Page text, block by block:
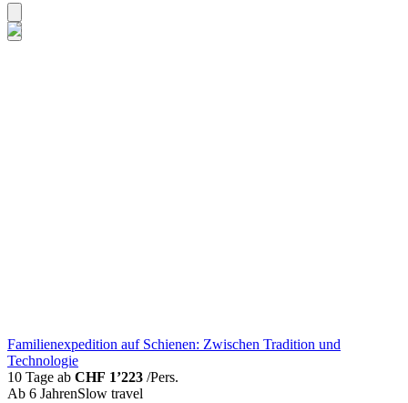
Familienexpedition auf Schienen: Zwischen Tradition und
Technologie
10 Tage ab CHF 1’223 /Pers.
Ab 6 JahrenSlow travel